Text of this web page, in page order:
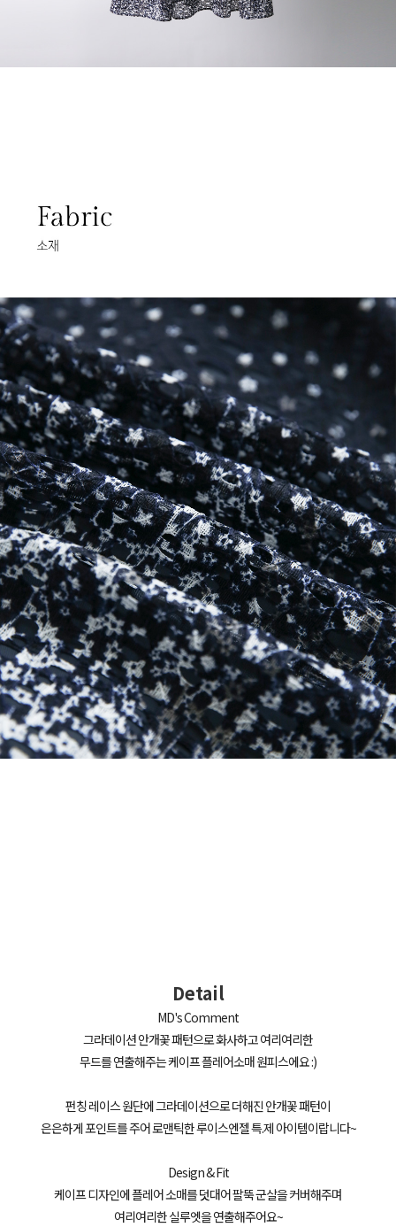
Detail
MD's Comment
그라데이션 안개꽃 패턴으로 화사하고 여리여리한
무드를 연출해주는 케이프 플레어소매 원피스에요 :)
펀칭 레이스 원단에 그라데이션으로 더해진 안개꽃 패턴이
은은하게 포인트를 주어 로맨틱한 루이스엔젤 특.제 아이템이랍니다~
Design & Fit
케이프 디자인에 플레어 소매를 덧대어 팔뚝 군살을 커버해주며
여리여리한 실루엣을 연출해주어요~